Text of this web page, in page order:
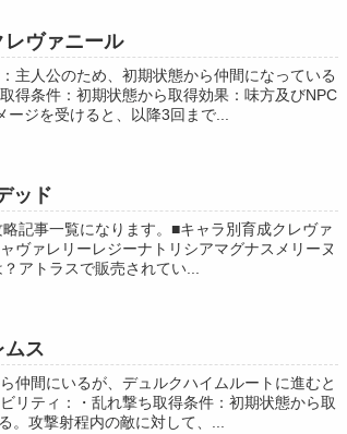
ヴァニール
主人公のため、初期状態から仲間になっている
得条件：初期状態から取得効果：味方及びNPC
ジを受けると、以降3回まで...
ッド
記事一覧になります。■キャラ別育成クレヴァ
ヴァレリーレジーナトリシアマグナスメリーヌ
アトラスで販売されてい...
ス
仲間にいるが、デュルクハイムルートに進むと
リティ：・乱れ撃ち取得条件：初期状態から取
。攻撃射程内の敵に対して、...